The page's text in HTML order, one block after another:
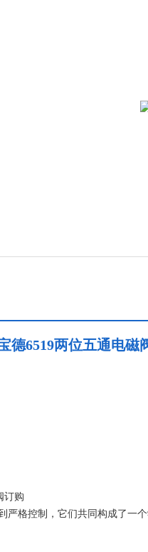
德6519两位五通电磁
订购
严格控制，它们共同构成了一